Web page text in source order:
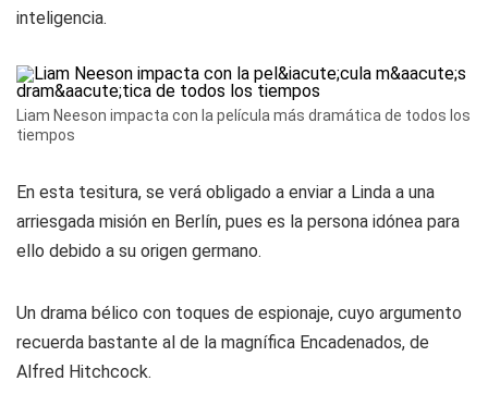
inteligencia.
Liam Neeson impacta con la película más dramática de todos los
tiempos
En esta tesitura, se verá obligado a enviar a Linda a una
arriesgada misión en Berlín, pues es la persona idónea para
ello debido a su origen germano.
Un drama bélico con toques de espionaje, cuyo argumento
recuerda bastante al de la magnífica Encadenados, de
Alfred Hitchcock.